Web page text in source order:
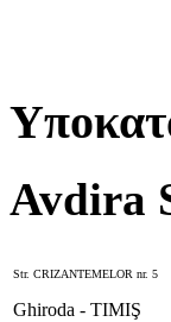
Avdira
Str. CRIZANTEMELOR nr. 5
Ghiroda - TIMIŞ